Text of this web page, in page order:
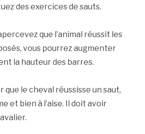
des exercices de sauts.
que l’animal réussit les
vous pourrez augmenter
la hauteur des barres.
que le cheval réussisse un saut,
et bien à l’aise. Il doit avoir